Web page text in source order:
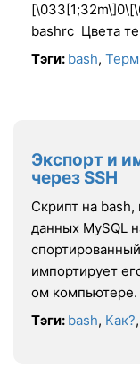
bashrc Цвета
Тэги: bash,
Экспорт и
через SSH
Cкрипт на
данных MySQL
импортирует
ом компьютере.
Тэги: bash, Как?,